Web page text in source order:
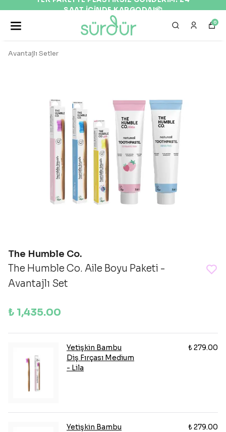
EKOLOJİK VE DOĞAL ÜRÜNLER 🌍
0
Avantajlı Setler
The Humble Co.
The Humble Co. Aile Boyu Paketi -
Avantajlı Set
₺ 1,435.00
Yetişkin Bambu
Diş Fırçası Medium
- Lila
₺ 279.00
Yetişkin Bambu
₺ 279.00